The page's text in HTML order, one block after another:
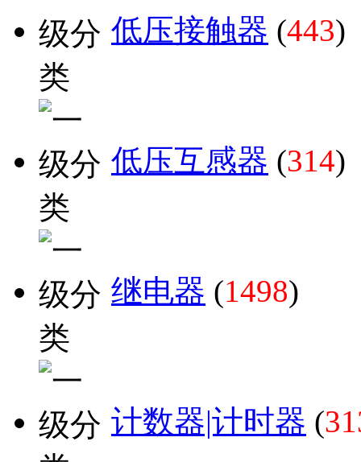
低压接触器 (443)
低压互感器 (314)
继电器 (1498)
计数器|计时器 (